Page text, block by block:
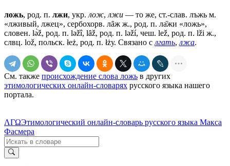
ложь, род. п. лжи, укр. лож, лжи — то же, ст.-слав. лъжь м.
«лживый, лжец», сербохорв. лȃж ж., род. п. ла̏жи «ложь»,
словен. lǝ̀ž, род. п. lǝžî, lȃž, род. п. lǝží, чеш. lеž, род. п. lži ж.,
слвц. lоž, польск. łеż, род. п. łżу. Связано с лгать, лжа.
См. также происхождение слова ложь в других
этимологических онлайн-словарях русского языка нашего
портала.
ΛΓΩЭтимологический онлайн-словарь русского языка Макса
Фасмера